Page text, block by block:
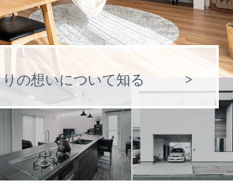
の想いについて知る